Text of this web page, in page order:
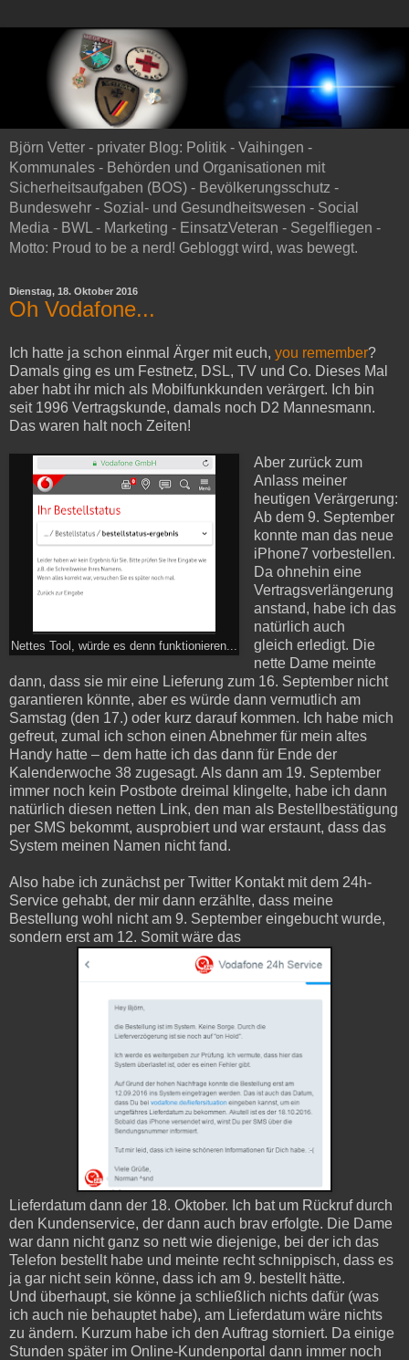
Björn Vetter - privater Blog: Politik - Vaihingen -
Kommunales - Behörden und Organisationen mit
Sicherheitsaufgaben (BOS) - Bevölkerungsschutz -
Bundeswehr - Sozial- und Gesundheitswesen - Social
Media - BWL - Marketing - EinsatzVeteran - Segelfliegen -
Motto: Proud to be a nerd! Gebloggt wird, was bewegt.
Dienstag, 18. Oktober 2016
Oh Vodafone...
Ich hatte ja schon einmal Ärger mit euch, you remember?
Damals ging es um Festnetz, DSL, TV und Co. Dieses Mal
aber habt ihr mich als Mobilfunkkunden verärgert. Ich bin
seit 1996 Vertragskunde, damals noch D2 Mannesmann.
Das waren halt noch Zeiten!
Nettes Tool, würde es denn funktionieren...
Aber zurück zum
Anlass meiner
heutigen Verärgerung:
Ab dem 9. September
konnte man das neue
iPhone7 vorbestellen.
Da ohnehin eine
Vertragsverlängerung
anstand, habe ich das
natürlich auch
gleich erledigt. Die
nette Dame meinte
dann, dass sie mir eine Lieferung zum 16. September nicht
garantieren könnte, aber es würde dann vermutlich am
Samstag (den 17.) oder kurz darauf kommen. Ich habe mich
gefreut, zumal ich schon einen Abnehmer für mein altes
Handy hatte – dem hatte ich das dann für Ende der
Kalenderwoche 38 zugesagt. Als dann am 19. September
immer noch kein Postbote dreimal klingelte, habe ich dann
natürlich diesen netten Link, den man als Bestellbestätigung
per SMS bekommt, ausprobiert und war erstaunt, dass das
System meinen Namen nicht fand.
Also habe ich zunächst per Twitter Kontakt mit dem 24h-
Service gehabt, der mir dann erzählte, dass meine
Bestellung wohl nicht am 9. September eingebucht wurde,
sondern erst am 12. Somit wäre das
Lieferdatum dann der 18. Oktober. Ich bat um Rückruf durch
den Kundenservice, der dann auch brav erfolgte. Die Dame
war dann nicht ganz so nett wie diejenige, bei der ich das
Telefon bestellt habe und meinte recht schnippisch, dass es
ja gar nicht sein könne, dass ich am 9. bestellt hätte.
Und überhaupt, sie könne ja schließlich nichts dafür (was
ich auch nie behauptet habe), am Lieferdatum wäre nichts
zu ändern. Kurzum habe ich den Auftrag storniert. Da einige
Stunden später im Online-Kundenportal dann immer noch